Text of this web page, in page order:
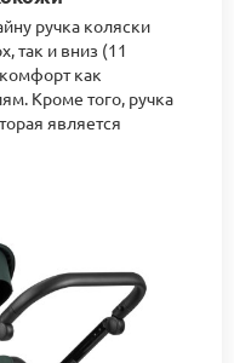
ручка коляски
так и вниз (11
как
Кроме того, ручка
является